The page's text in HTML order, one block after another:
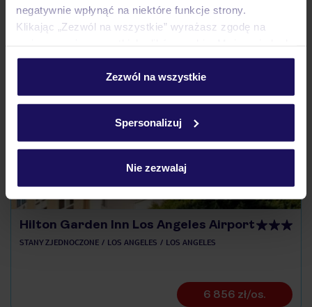
negatywnie wpłynąć na niektóre funkcje strony.
Klikając „Zezwól na wszystkie” wyrażasz zgodę na
personalizować swój wybór wchodząc w zakładkę
Szczegółowe informacje o plikach cookie znajdziesz
Zezwól na wszystkie
Spersonalizuj
Nie zezwalaj
Zobacz więcej
Odkryj inne hotele w pobliżu
Hilton Garden Inn Los Angeles Airport
STANY ZJEDNOCZONE LOS ANGELES LOS ANGELES
6 856 zł/os.